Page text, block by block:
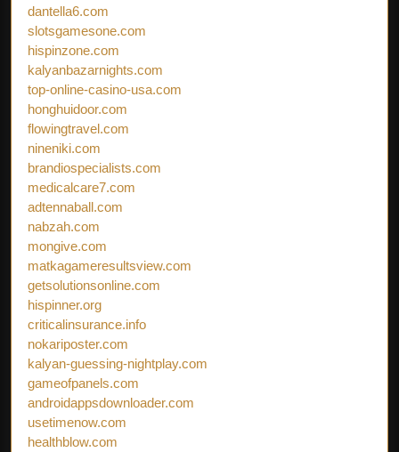
dantella6.com
slotsgamesone.com
hispinzone.com
kalyanbazarnights.com
top-online-casino-usa.com
honghuidoor.com
flowingtravel.com
nineniki.com
brandiospecialists.com
medicalcare7.com
adtennaball.com
nabzah.com
mongive.com
matkagameresultsview.com
getsolutionsonline.com
hispinner.org
criticalinsurance.info
nokariposter.com
kalyan-guessing-nightplay.com
gameofpanels.com
androidappsdownloader.com
usetimenow.com
healthblow.com